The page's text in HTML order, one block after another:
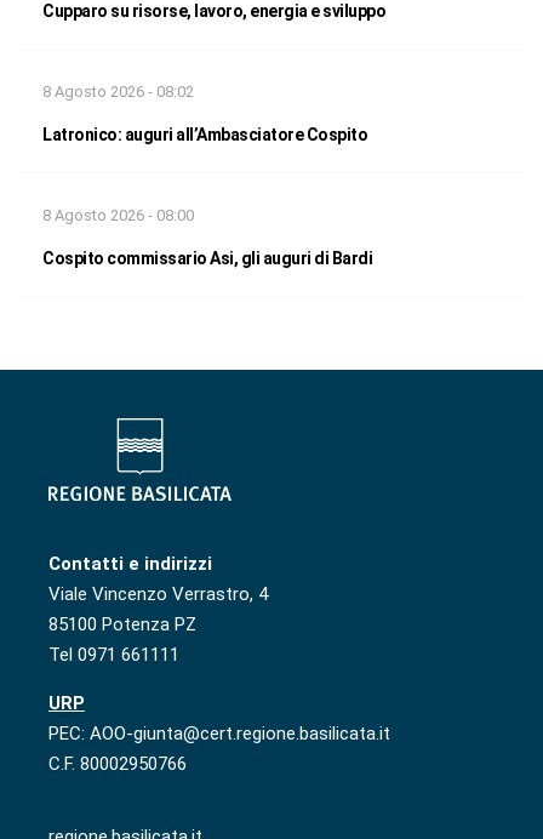
Cupparo su risorse, lavoro, energia e sviluppo
8 Agosto 2026 - 08:02
Latronico: auguri all’Ambasciatore Cospito
8 Agosto 2026 - 08:00
Cospito commissario Asi, gli auguri di Bardi
Contatti e indirizzi
Viale Vincenzo Verrastro, 4
85100 Potenza PZ
Tel 0971 661111
URP
PEC: AOO-giunta@cert.regione.basilicata.it
C.F. 80002950766